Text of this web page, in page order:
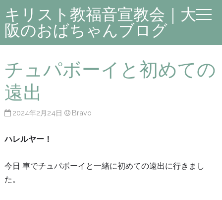
キリスト教福音宣教会｜大
阪のおばちゃんブログ
チュパボーイと初めての
遠出
2024年2月24日 Bravo
ハレルヤー！
今日 車でチュパボーイと一緒に初めての遠出に行きまし
た。